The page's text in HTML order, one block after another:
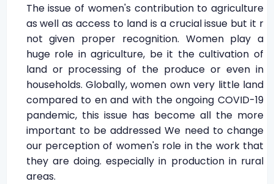
The issue of women's contribution to agriculture
as well as access to land is a crucial issue but it r
not given proper recognition. Women play a
huge role in agriculture, be it the cultivation of
land or processing of the produce or even in
households. Globally, women own very little land
compared to en and with the ongoing COVID-19
pandemic, this issue has become all the more
important to be addressed We need to change
our perception of women's role in the work that
they are doing. especially in production in rural
areas.